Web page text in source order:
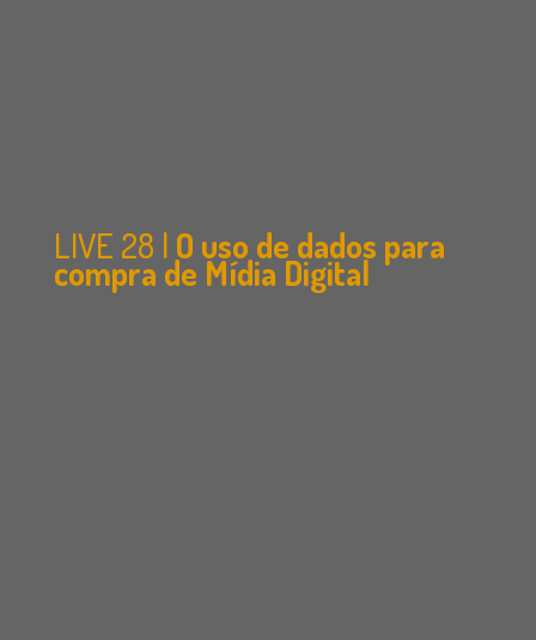
LIVE 28 | O uso de dados para
compra de Mídia Digital